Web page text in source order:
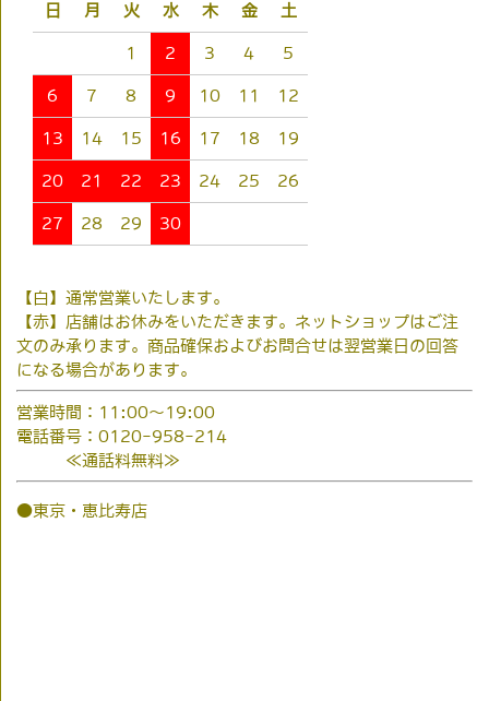
日
月 火 水 木 金 土
1 2 3 4 5
6 7 8 9 10 11 12
13 14 15 16 17 18 19
20 21 22 23 24 25 26
27 28 29 30
【白】通常営業いたします。
【赤】店舗はお休みをいただきます。ネットショップはご注
文のみ承ります。商品確保およびお問合せは翌営業日の回答
になる場合があります。
営業時間：11:00～19:00
電話番号：0120-958-214
≪通話料無料≫
●東京・恵比寿店